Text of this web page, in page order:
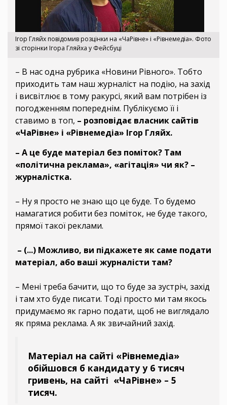
Ігор Гляйх повідомив розцінки на «ЧаРівне» і «Рівнемедіа». Фото
зі сторінки Ігора Гляйха у Фейсбуці
– В нас одна рубрика «Новини Рівного». Тобто
приходить там наш журналіст на подію, на захід
і висвітлює в тому ракурсі, який вам потрібен із
погодженням попереднім. Публікуємо її і
ставимо в топ, – розповідає власник сайтів
«ЧаРівне» і «Рівнемедіа» Ігор Гляйх.
– А це буде матеріал без поміток? Там
«політична реклама», «агітація» чи як? –
журналістка.
– Ну я просто не знаю що це буде. То будемо
намагатися робити без поміток, не буде такого,
прямої такої реклами.
– (...) Можливо, ви підкажете як саме подати
матеріал, або ваші журналісти там?
– Мені треба бачити, що то буде за зустріч, захід
і там хто буде писати. Тоді просто ми там якось
придумаємо як гарно подати, щоб не виглядало
як пряма реклама. А як звичайний захід.
Матеріал на сайті «Рівнемедіа»
обійшовся б кандидату у 6 тисяч
гривень, на сайті «ЧаРівне» – 5
тисяч.